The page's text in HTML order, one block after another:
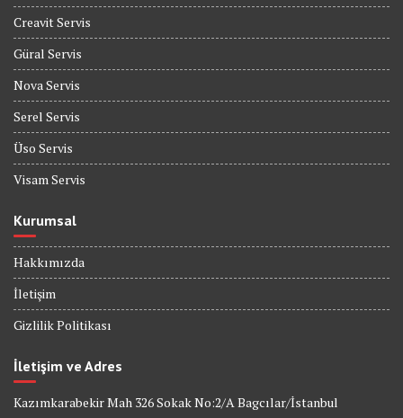
Creavit Servis
Güral Servis
Nova Servis
Serel Servis
Üso Servis
Visam Servis
Kurumsal
Hakkımızda
İletişim
Gizlilik Politikası
İletişim ve Adres
Kazımkarabekir Mah 326 Sokak No:2/A Bagcılar/İstanbul